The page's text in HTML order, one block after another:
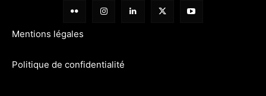
Mentions légales
Politique de confidentialité